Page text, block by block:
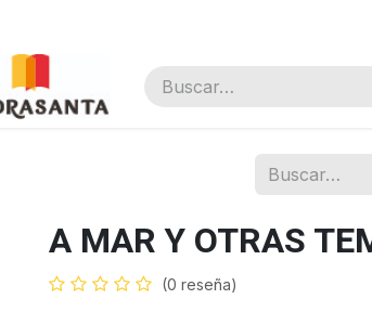
A MAR Y OTRAS
(0 reseña)